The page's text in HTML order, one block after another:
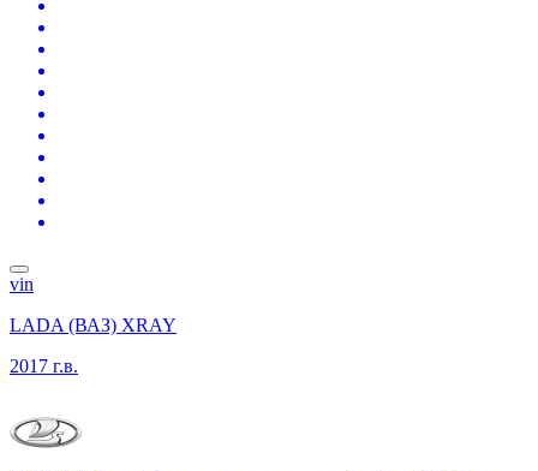
vin
LADA (ВАЗ) XRAY
2017 г.в.